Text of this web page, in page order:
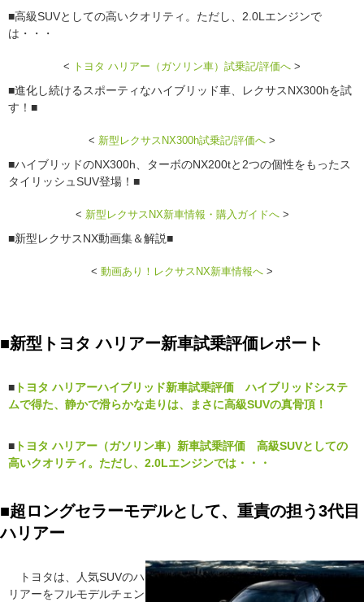
■高級SUVとしての高いクオリティ。ただし、2.0Lエンジンで
は・・・
< トヨタ ハリアー（ガソリン車）試乗記/評価へ >
■進化し続けるスポーティなハイブリッド車、レクサスNX300hを試
す！■
< 新型レクサスNX300h試乗記/評価へ >
■ハイブリッドのNX300h、ターボのNX200tと2つの個性をもったス
タイリッシュSUV登場！■
< 新型レクサスNX新車情報・購入ガイドへ>
■新型レクサスNX動画集＆解説■
< 動画あり！レクサスNX新車情報へ >
■新型トヨタ ハリアー新車試乗評価レポート
■ トヨタ ハリアーハイブリッド新車試乗評価 ハイブリッドシステ
ムで得た、静かで滑らかな走りは、まさに高級SUVの真骨頂！
■ トヨタ ハリアー（ガソリン車）新車試乗評価 高級SUVとしての
高いクオリティ。ただし、2.0Lエンジンでは・・・
■超ロングセラーモデルとして、重責の担う3代目
ハリアー
トヨタは、人気SUVのハ
リアーをフルモデルチェン